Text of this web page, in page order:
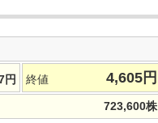
円 終値 4,605 円
723,600株